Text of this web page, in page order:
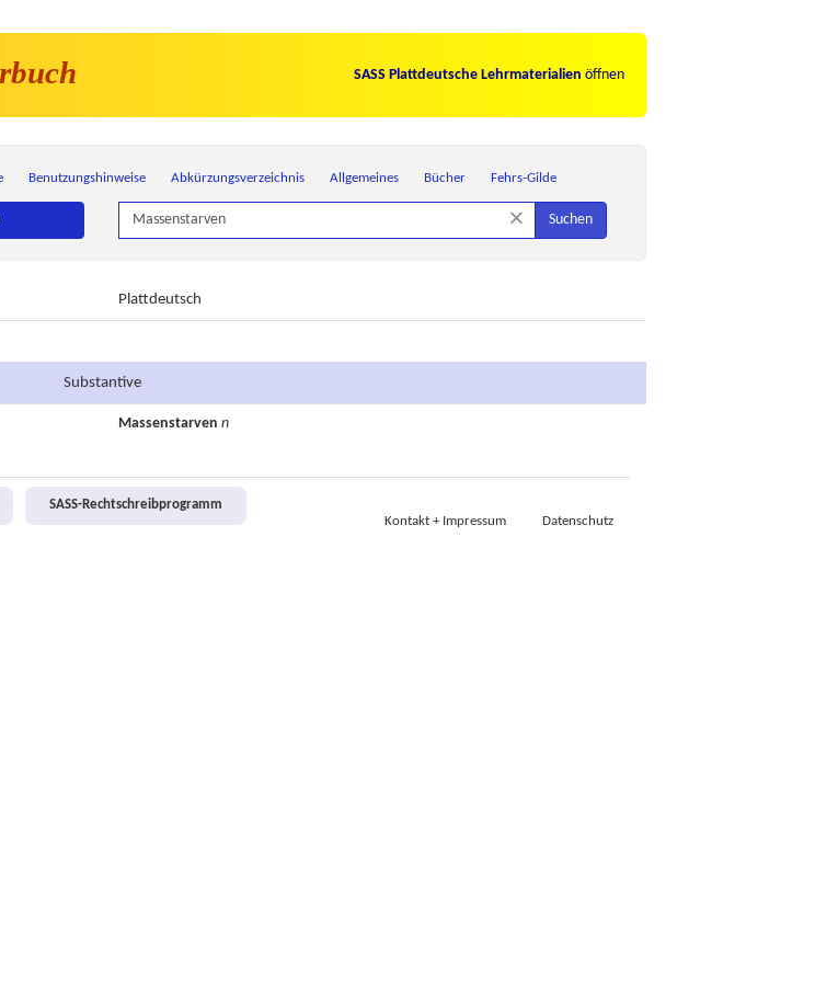
SASS Plattdeutsche Lehrmaterialien öffnen
Benutzungshinweise Abkürzungsverzeichnis Allgemeines Bücher Fehrs-Gilde
× Suchen
Plattdeutsch
Substantive
Massenstarven n
SASS-Rechtschreibprogramm
Kontakt + Impressum
Datenschutz